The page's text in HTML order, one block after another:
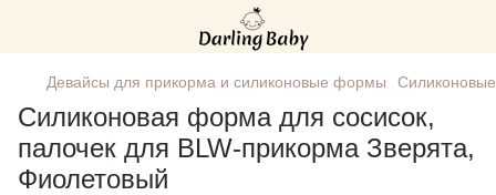
Девайсы для прикорма и силиконовые формы
Силиконовая форма для сосисок,
палочек для BLW-прикорма Зверята,
Фиолетовый